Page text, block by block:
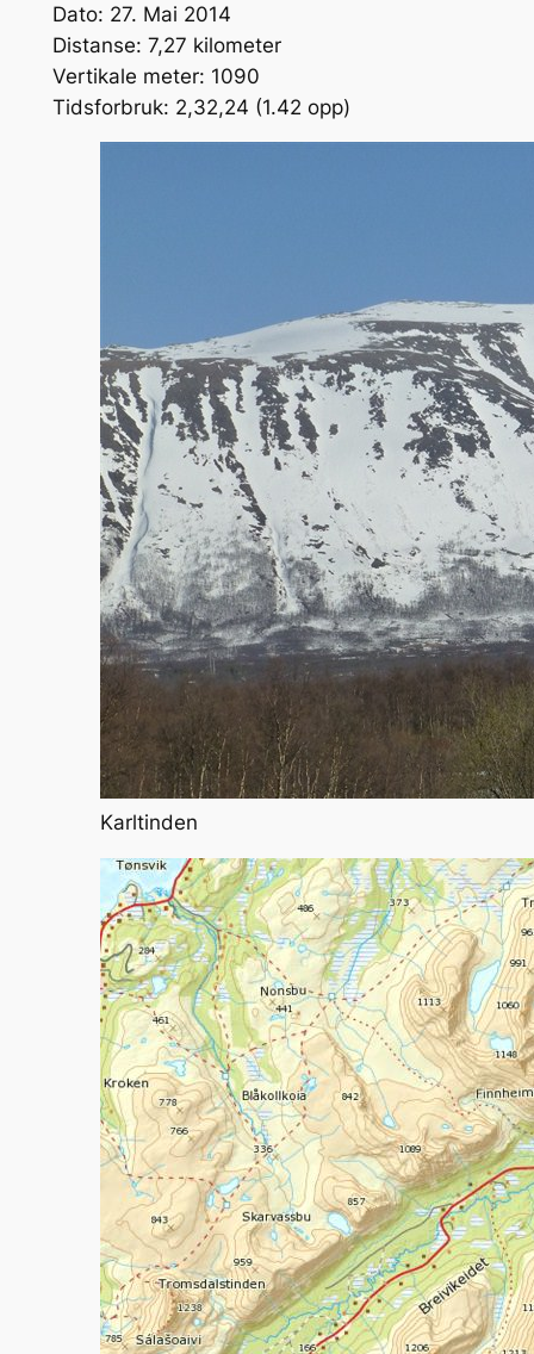
Dato: 27. Mai 2014
Distanse: 7,27 kilometer
Vertikale meter: 1090
Tidsforbruk: 2,32,24 (1.42 opp)
Karltinden